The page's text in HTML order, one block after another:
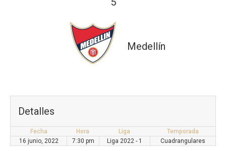
Medellín
Detalles
Fecha Hora Liga
Temporada
16 junio, 2022
7:30 pm Liga 2022 - 1 Cuadrangulares